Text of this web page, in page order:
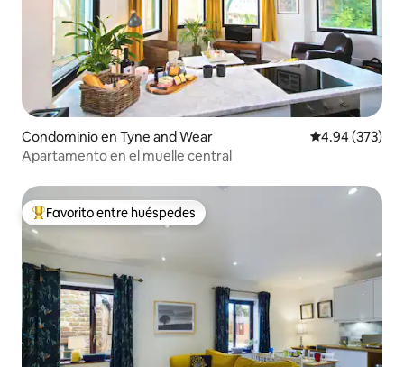
Condominio en Tyne and Wear Calificación
4.94 (373)
Apartamento en el muelle central
De los mejores en Favorito entre huéspedes
Favorito entre huéspedes